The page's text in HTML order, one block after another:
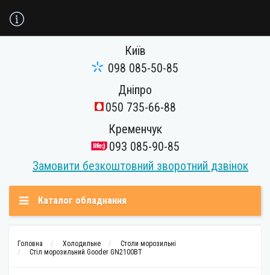
Київ
098 085-50-85
Дніпро
050 735-66-88
Кременчук
093 085-90-85
Замовити безкоштовний зворотний дзвінок
Каталог обладнання
Головна Холодильне
Столи морозильні
Стіл морозильний Gooder GN2100BT